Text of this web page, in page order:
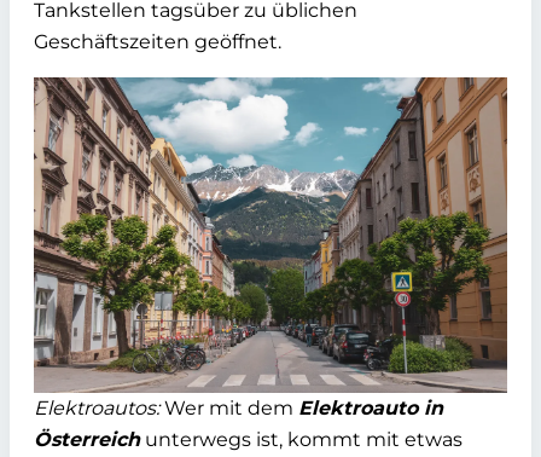
Tankstellen tagsüber zu üblichen
Geschäftszeiten geöffnet.
Elektroautos:Wer mit dem Elektroauto in
Österreichunterwegs ist, kommt mit etwas